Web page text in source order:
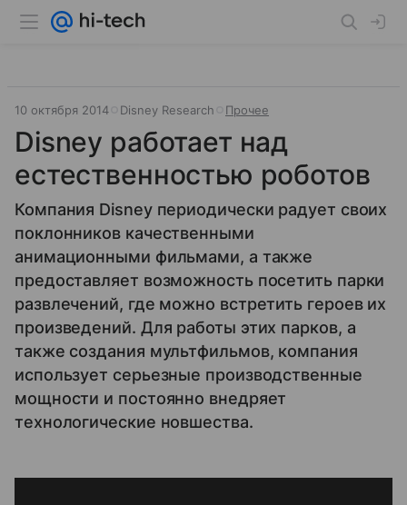
10 октября 2014 Disney Research Прочее
Disney работает над
естественностью роботов
Компания Disney периодически радует своих
поклонников качественными
анимационными фильмами, а также
предоставляет возможность посетить парки
развлечений, где можно встретить героев их
произведений. Для работы этих парков, а
также создания мультфильмов, компания
использует серьезные производственные
мощности и постоянно внедряет
технологические новшества.